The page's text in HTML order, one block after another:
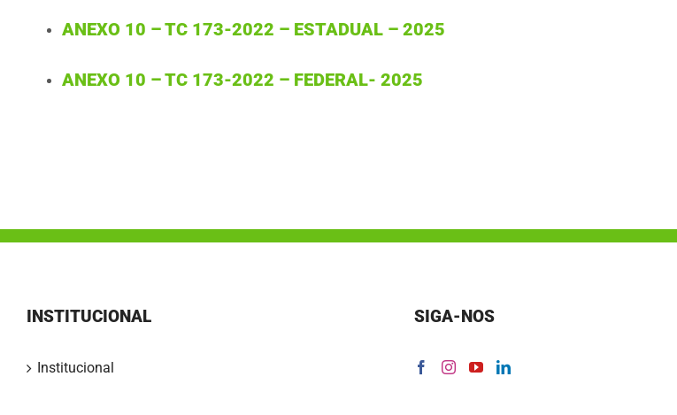
ANEXO 10 – TC 173-2022 – ESTADUAL – 2025
ANEXO 10 – TC 173-2022 – FEDERAL- 2025
INSTITUCIONAL
Institucional
SIGA-NOS